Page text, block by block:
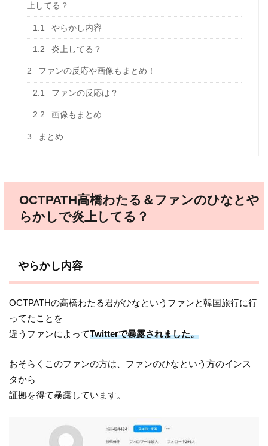
上してる？
1.1 やらかし内容
1.2 炎上してる？
2 ファンの反応や画像もまとめ！
2.1 ファンの反応は？
2.2 画像もまとめ
3 まとめ
OCTPATH高橋わたる＆ファンのひなとや
らかしで炎上してる？
やらかし内容
OCTPATHの高橋わたる君がひなというファンと韓国旅行に行
ってたことを
違うファンによってTwitterで暴露されました。
おそらくこのファンの方は、ファンのひなという方のインス
タから
証拠を得て暴露しています。